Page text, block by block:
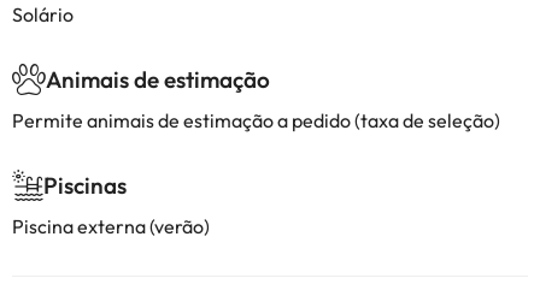
Solário
Animais de estimação
Permite animais de estimação a pedido (taxa de seleção)
Piscinas
Piscina externa (verão)